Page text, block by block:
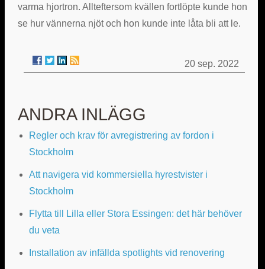
varma hjortron. Allteftersom kvällen fortlöpte kunde hon
se hur vännerna njöt och hon kunde inte låta bli att le.
20 sep. 2022
ANDRA INLÄGG
Regler och krav för avregistrering av fordon i
Stockholm
Att navigera vid kommersiella hyrestvister i
Stockholm
Flytta till Lilla eller Stora Essingen: det här behöver
du veta
Installation av infällda spotlights vid renovering